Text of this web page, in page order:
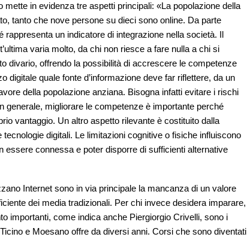
in evidenza tre aspetti principali: «La popolazione della
tanto che nove persone su dieci sono online. Da parte
un indicatore di integrazione nella società. Il
varia molto, da chi non riesce a fare nulla a chi si
divario, offrendo la possibilità di accrescere le competenze
digitale quale fonte d’informazione deve far riflettere, da un
della popolazione anziana. Bisogna infatti evitare i rischi
migliorare le competenze è importante perché
vantaggio. Un altro aspetto rilevante è costituito dalla
digitali. Le limitazioni cognitive o fisiche influiscono
connessa e poter disporre di sufficienti alternative
Internet sono in via principale la mancanza di un valore
dei media tradizionali. Per chi invece desidera imparare,
importanti, come indica anche Piergiorgio Crivelli, sono i
e Moesano offre da diversi anni. Corsi che sono diventati